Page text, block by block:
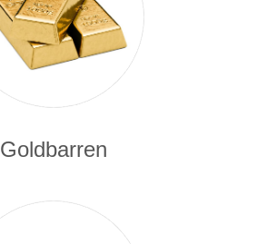
Goldbarren